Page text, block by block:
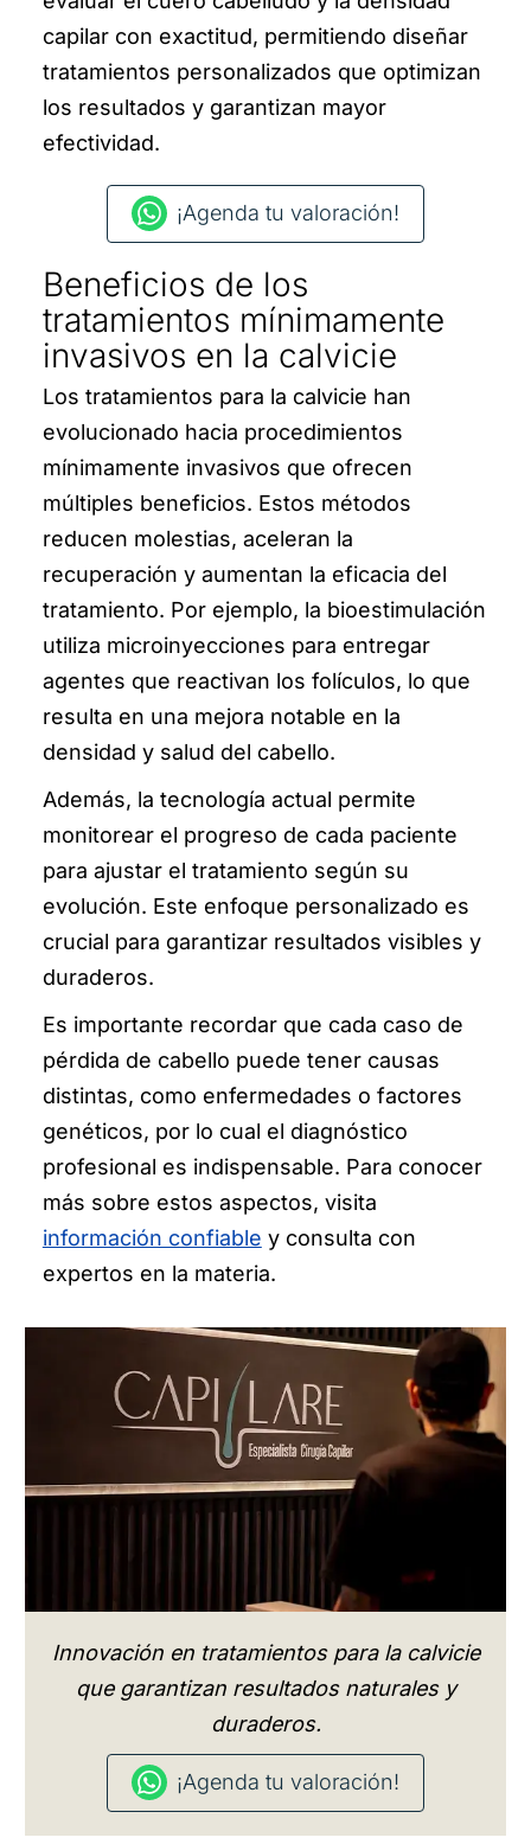
capilar con exactitud, permitiendo diseñar
tratamientos personalizados que optimizan
los resultados y garantizan mayor
efectividad.
¡Agenda tu valoración!
Beneficios de los
tratamientos mínimamente
invasivos en la calvicie
Los tratamientos para la calvicie han
evolucionado hacia procedimientos
mínimamente invasivos que ofrecen
múltiples beneficios. Estos métodos
reducen molestias, aceleran la
recuperación y aumentan la eficacia del
tratamiento. Por ejemplo, la bioestimulación
utiliza microinyecciones para entregar
agentes que reactivan los folículos, lo que
resulta en una mejora notable en la
densidad y salud del cabello.
Además, la tecnología actual permite
monitorear el progreso de cada paciente
para ajustar el tratamiento según su
evolución. Este enfoque personalizado es
crucial para garantizar resultados visibles y
duraderos.
Es importante recordar que cada caso de
pérdida de cabello puede tener causas
distintas, como enfermedades o factores
genéticos, por lo cual el diagnóstico
profesional es indispensable. Para conocer
más sobre estos aspectos, visita
información confiable y consulta con
expertos en la materia.
Innovación en tratamientos para la calvicie
que garantizan resultados naturales y
duraderos.
¡Agenda tu valoración!